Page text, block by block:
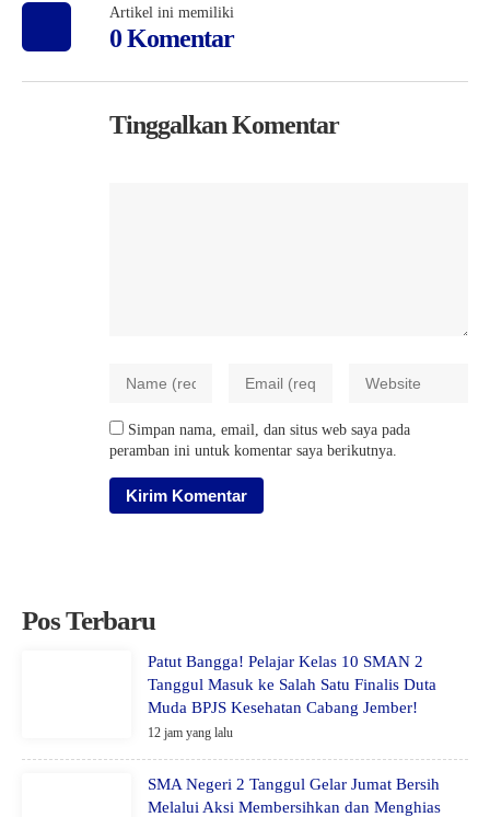
Artikel ini memiliki
0 Komentar
Tinggalkan Komentar
Simpan nama, email, dan situs web saya pada
peramban ini untuk komentar saya berikutnya.
Pos Terbaru
Patut Bangga! Pelajar Kelas 10 SMAN 2
Tanggul Masuk ke Salah Satu Finalis Duta
Muda BPJS Kesehatan Cabang Jember!
12 jam yang lalu
SMA Negeri 2 Tanggul Gelar Jumat Bersih
Melalui Aksi Membersihkan dan Menghias